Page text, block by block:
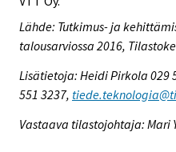
Lähde: Tutkimus- ja
talousarviossa 2016,
Lisätietoja: Heidi Pirkola 029
551 3237,
Vastaava tilastojohtaja: Mari